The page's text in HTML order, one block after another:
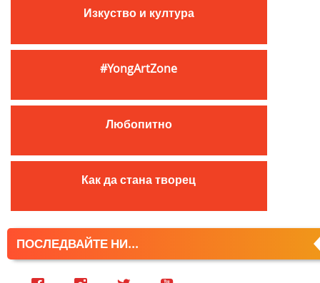
r
h
o
:
Изкуство и култура
#YongArtZone
Любопитно
Как да стана творец
ПОСЛЕДВАЙТЕ НИ...